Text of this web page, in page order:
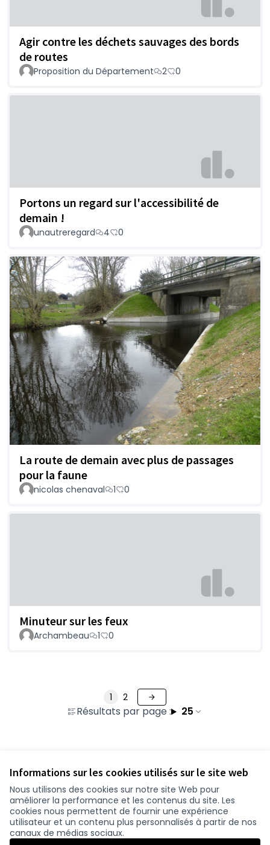
Informations sur les cookies utilisés sur le site web
Nous utilisons des cookies sur notre site Web pour
améliorer la performance et les contenus du site. Les
cookies nous permettent de fournir une expérience
utilisateur et un contenu plus personnalisés à partir de nos
canaux de médias sociaux.
Agir contre les déchets sauvages des bords
de routes
Proposition du Département 2 0
Portons un regard sur l'accessibilité de
demain !
unautreregard 4 0
La route de demain avec plus de passages
pour la faune
nicolas chenaval 1 0
Minuteur sur les feux
Archambeau 1 0
Résultats par page : 25
1 2
Conditions d'utilisation
Paramètres des cookies
participer.loire-atlantique.fr sur Facebook
participer.loire-atlantique.fr sur Instagram
participer.loire-atlantique.fr sur YouTube